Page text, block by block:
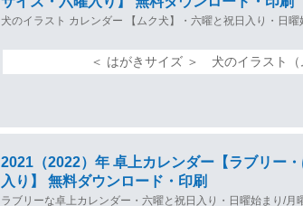
犬のイラスト カレンダー 【ムク犬】・六曜と祝日入り・日曜
＜ はがきサイズ ＞ 犬のイラスト（
2021（2022）年 卓上カレンダー【ラブリー
入り】 無料ダウンロード・印刷
ラブリーな卓上カレンダー・六曜と祝日入り・日曜始まり/月